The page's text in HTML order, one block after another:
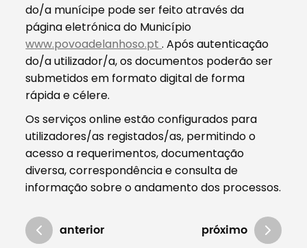
do/a munícipe pode ser feito através da
página eletrónica do Município
www.povoadelanhoso.pt. Após autenticação
do/a utilizador/a, os documentos poderão ser
submetidos em formato digital de forma
rápida e célere.
Os serviços online estão configurados para
utilizadores/as registados/as, permitindo o
acesso a requerimentos, documentação
diversa, correspondência e consulta de
informação sobre o andamento dos processos.
anterior próximo